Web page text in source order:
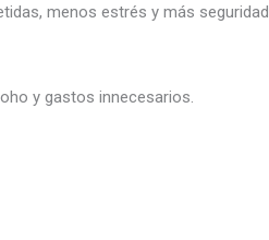
menos estrés y más seguridad.
y gastos innecesarios.